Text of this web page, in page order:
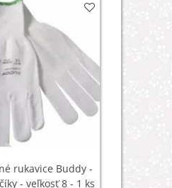
rukavice Buddy -
- veľkosť 8 - 1 ks